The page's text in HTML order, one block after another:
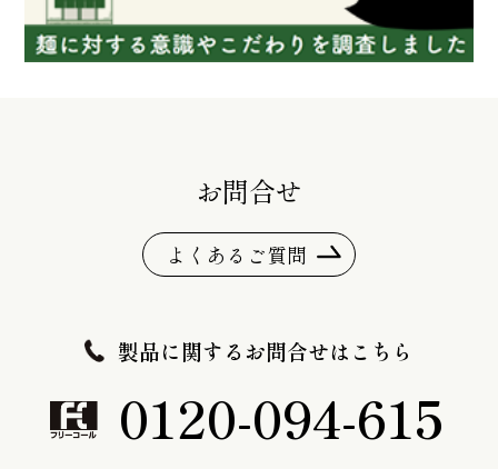
お問合せ
よくあるご質問
製品に関するお問合せはこちら
0120-094-615